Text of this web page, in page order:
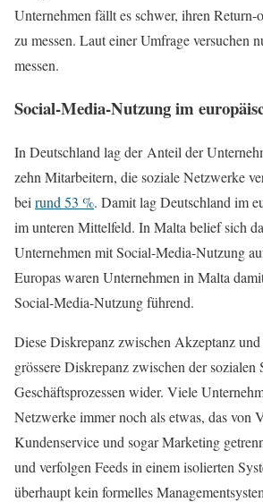
Unternehmen fällt es schwer, ihren
zu messen. Laut einer Umfrage versuchen
messen.
Social-Media-Nutzung im
In Deutschland lag der Anteil der
zehn Mitarbeitern, die soziale Netzwerke
bei rund 53 %. Damit lag Deutschland im
im unteren Mittelfeld. In Malta belief sich
Unternehmen mit Social-Media-Nutzung
Europas waren Unternehmen in Malta
Social-Media-Nutzung führend.
Diese Diskrepanz zwischen Akzeptanz
grössere Diskrepanz zwischen der sozialen
Geschäftsprozessen wider. Viele
Netzwerke immer noch als etwas, das von
Kundenservice und sogar Marketing
und verfolgen Feeds in einem isolierten
überhaupt kein formelles